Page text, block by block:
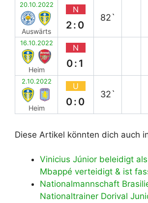
20.10.2022
Auswärts
N
2:0
82`
16.10.2022
Heim
N
0:1
2.10.2022
Heim
U
0:0
32`
Diese Artikel könnten dich auch
Vinicius Júnior beleidigt
Mbappé verteidigt & ist
Nationalmannschaft
Nationaltrainer Dorival